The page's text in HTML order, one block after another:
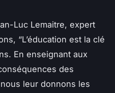
Luc Lemaitre, expert
“L’éducation est la clé
En enseignant aux
des
leur donnons les